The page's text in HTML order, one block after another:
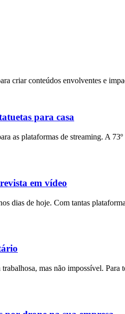
criar conteúdos envolventes e
para casa
as plataformas de streaming. A
em vídeo
dias de hoje. Com tantas
mas não impossível.